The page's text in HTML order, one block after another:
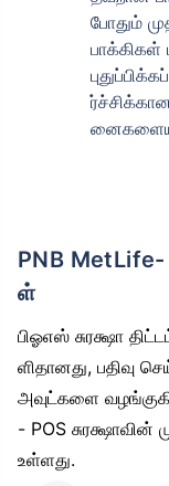
போதும்
பாக்கிகள்
PNB MetLife- POS கண்காணிப்பின் நன்மைக
ள்
பிஓஎஸ் சுரக்ஷா
ளிதானது, பதிவு
அவுட்களை
- POS
உள்ளது.
வயது